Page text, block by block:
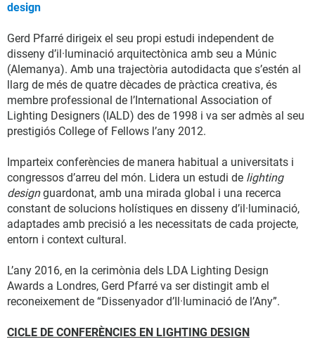
design
Gerd Pfarré dirigeix el seu propi estudi independent de
disseny d’il·luminació arquitectònica amb seu a Múnic
(Alemanya). Amb una trajectòria autodidacta que s’estén al
llarg de més de quatre dècades de pràctica creativa, és
membre professional de l’International Association of
Lighting Designers (IALD) des de 1998 i va ser admès al seu
prestigiós College of Fellows l’any 2012.
Imparteix conferències de manera habitual a universitats i
congressos d’arreu del món. Lidera un estudi de lighting
designguardonat, amb una mirada global i una recerca
constant de solucions holístiques en disseny d’il·luminació,
adaptades amb precisió a les necessitats de cada projecte,
entorn i context cultural.
L’any 2016, en la cerimònia dels LDA Lighting Design
Awards a Londres, Gerd Pfarré va ser distingit amb el
reconeixement de “Dissenyador d’Il·luminació de l’Any”.
CICLE DE CONFERÈNCIES EN LIGHTING DESIGN